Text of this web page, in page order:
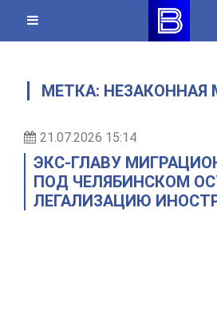
content
МЕТКА: НЕЗАКОННАЯ
21.07.2026 15:14
ЭКС-ГЛАВУ
ПОД ЧЕЛЯБИНСКОМ
ЛЕГАЛИЗАЦИЮ